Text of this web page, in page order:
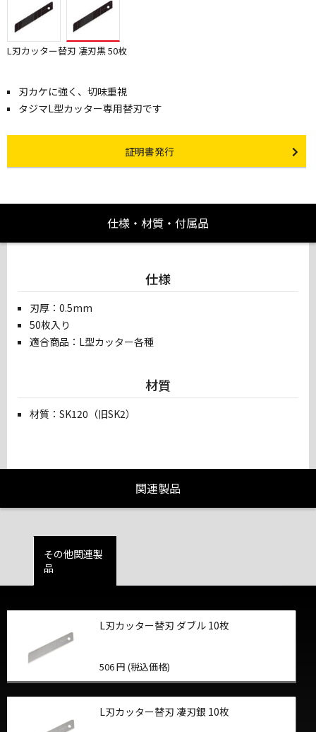
L刃カッター替刃 凄刃黒 50枚
刃カケに強く、切味重視
タジマL型カッター専用替刃です
Certificate Issuance
証明書発行
仕様・材質・付属品
仕様
刃厚：0.5mm
50枚入り
適合商品：L型カッター各種
材質
材質：SK120（旧SK2）
関連製品
その他関連製
品
L刃カッター替刃 ダブル 10枚
506 円 (税込価格)
L刃カッター替刃 凄刃銀 10枚